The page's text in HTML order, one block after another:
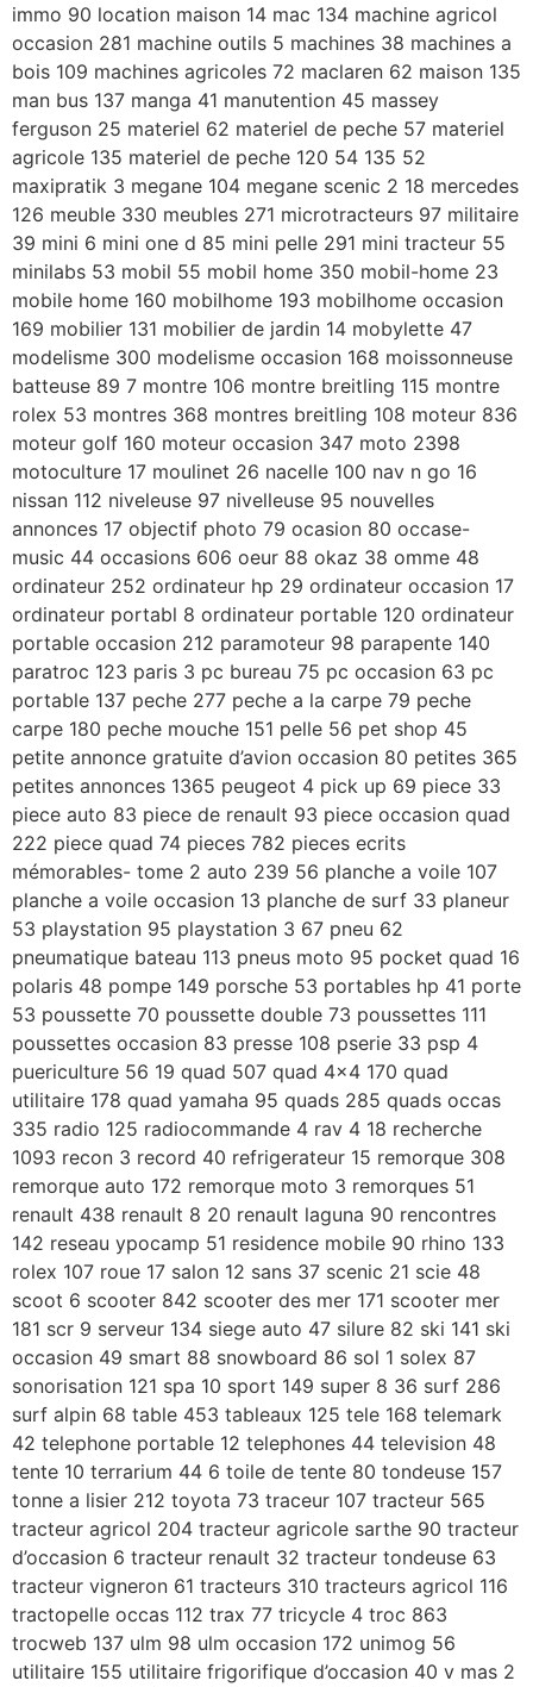
immo 90 location maison 14 mac 134 machine agricol
occasion 281 machine outils 5 machines 38 machines a
bois 109 machines agricoles 72 maclaren 62 maison 135
man bus 137 manga 41 manutention 45 massey
ferguson 25 materiel 62 materiel de peche 57 materiel
agricole 135 materiel de peche 120 54 135 52
maxipratik 3 megane 104 megane scenic 2 18 mercedes
126 meuble 330 meubles 271 microtracteurs 97 militaire
39 mini 6 mini one d 85 mini pelle 291 mini tracteur 55
minilabs 53 mobil 55 mobil home 350 mobil-home 23
mobile home 160 mobilhome 193 mobilhome occasion
169 mobilier 131 mobilier de jardin 14 mobylette 47
modelisme 300 modelisme occasion 168 moissonneuse
batteuse 89 7 montre 106 montre breitling 115 montre
rolex 53 montres 368 montres breitling 108 moteur 836
moteur golf 160 moteur occasion 347 moto 2398
motoculture 17 moulinet 26 nacelle 100 nav n go 16
nissan 112 niveleuse 97 nivelleuse 95 nouvelles
annonces 17 objectif photo 79 ocasion 80 occase-
music 44 occasions 606 oeur 88 okaz 38 omme 48
ordinateur 252 ordinateur hp 29 ordinateur occasion 17
ordinateur portabl 8 ordinateur portable 120 ordinateur
portable occasion 212 paramoteur 98 parapente 140
paratroc 123 paris 3 pc bureau 75 pc occasion 63 pc
portable 137 peche 277 peche a la carpe 79 peche
carpe 180 peche mouche 151 pelle 56 pet shop 45
petite annonce gratuite d’avion occasion 80 petites 365
petites annonces 1365 peugeot 4 pick up 69 piece 33
piece auto 83 piece de renault 93 piece occasion quad
222 piece quad 74 pieces 782 pieces ecrits
mémorables- tome 2 auto 239 56 planche a voile 107
planche a voile occasion 13 planche de surf 33 planeur
53 playstation 95 playstation 3 67 pneu 62
pneumatique bateau 113 pneus moto 95 pocket quad 16
polaris 48 pompe 149 porsche 53 portables hp 41 porte
53 poussette 70 poussette double 73 poussettes 111
poussettes occasion 83 presse 108 pserie 33 psp 4
puericulture 56 19 quad 507 quad 4×4 170 quad
utilitaire 178 quad yamaha 95 quads 285 quads occas
335 radio 125 radiocommande 4 rav 4 18 recherche
1093 recon 3 record 40 refrigerateur 15 remorque 308
remorque auto 172 remorque moto 3 remorques 51
renault 438 renault 8 20 renault laguna 90 rencontres
142 reseau ypocamp 51 residence mobile 90 rhino 133
rolex 107 roue 17 salon 12 sans 37 scenic 21 scie 48
scoot 6 scooter 842 scooter des mer 171 scooter mer
181 scr 9 serveur 134 siege auto 47 silure 82 ski 141 ski
occasion 49 smart 88 snowboard 86 sol 1 solex 87
sonorisation 121 spa 10 sport 149 super 8 36 surf 286
surf alpin 68 table 453 tableaux 125 tele 168 telemark
42 telephone portable 12 telephones 44 television 48
tente 10 terrarium 44 6 toile de tente 80 tondeuse 157
tonne a lisier 212 toyota 73 traceur 107 tracteur 565
tracteur agricol 204 tracteur agricole sarthe 90 tracteur
d’occasion 6 tracteur renault 32 tracteur tondeuse 63
tracteur vigneron 61 tracteurs 310 tracteurs agricol 116
tractopelle occas 112 trax 77 tricycle 4 troc 863
trocweb 137 ulm 98 ulm occasion 172 unimog 56
utilitaire 155 utilitaire frigorifique d’occasion 40 v mas 2